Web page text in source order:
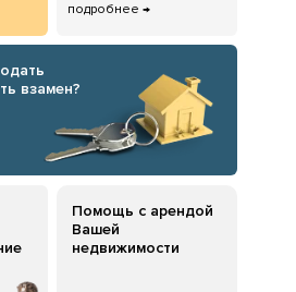
Помощь с арендой
Вашей
недвижимости
взамен?
подробнее →